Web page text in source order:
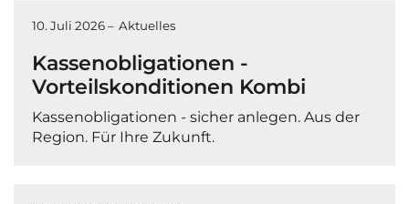
10. Juli 2026 – Aktuelles
Kassenobligationen -
Vorteilskonditionen Kombi
Kassenobligationen - sicher anlegen. Aus der
Region. Für Ihre Zukunft.